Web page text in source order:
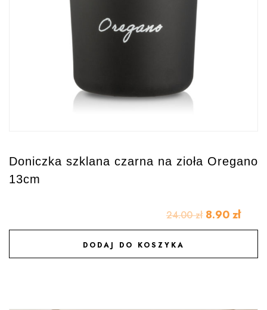
Doniczka szklana czarna na zioła Oregano
13cm
24.00zł 8.90 zł
DODAJ DO KOSZYKA
DODAJ DO ULUBIONYCH